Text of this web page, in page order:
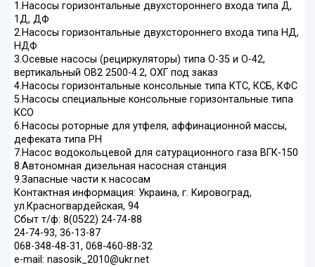
1.Насосы горизонтальные двухстороннего входа типа Д,
1Д, ДФ
2.Насосы горизонтальные двухстороннего входа типа НД,
НДФ
3.Осевые насосы (рециркуляторы) типа О-35 и О-42,
вертикальный ОВ2 2500-4.2, ОХГ под заказ
4.Насосы горизонтальные консольные типа КТС, КСБ, КФС
5.Насосы специальные консольные горизонтальные типа
КСО
6.Насосы роторные для утфеля, аффинационной массы,
дефеката типа РH
7.Насос водокольцевой для сатурационного газа ВГК-150
8.Автономная дизельная насосная станция
9.Запасные части к насосам
Контактная информация: Украина, г. Кировоград,
ул.Красногвардейская, 94
Сбыт т/ф: 8(0522) 24-74-88
24-74-93, 36-13-87
068-348-48-31, 068-460-88-32
e-mail: nasosik_2010@ukr.net